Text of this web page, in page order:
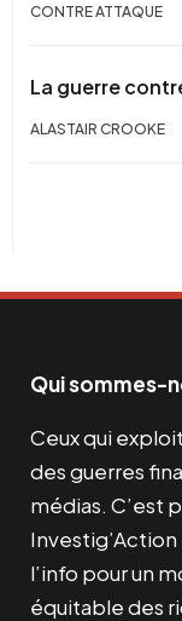
CONTRE ATTAQUE
La guerre
ALASTAIR CROOKE
Qui sommes-
Ceux qui
des guerres
médias. C’est
l’info pour un
équitable des